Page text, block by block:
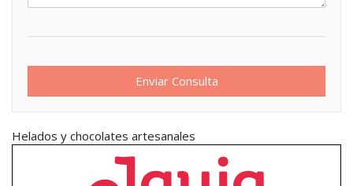
Helados y chocolates artesanales